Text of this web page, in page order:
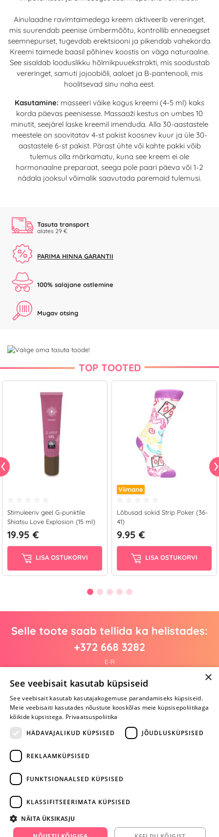
Ainulaadne ravimtaimedega kreem aktiveerib vereringet,
mis suurendab peenise ümbermõõtu, kontrollib enneaegset
seemnepurset, tugevdab erektsiooni ja pikendab vahekorda.
Kreemi taimede baasil põhinev koostis on väga naturaalne.
See sisaldab looduslikku hõlmikpuuekstrakti, mis soodustab
vereringet, samuti jojoobiõli, aaloet ja B-pantenooli, mis
hoolitsevad sinu naha eest.
Kasutamine: masseeri väike kogus kreemi (4-5 ml) kaks
korda päevas peenisesse. Massaaži kestus on umbes 10
minutit, seejärel laske kreemil imenduda. Alla 30-aastastele
meestele on soovitatav 4-st pakist koosnev kuur ja üle 30-
aastastele 6-st pakist. Pärast ühte või kahte pakki võib
tulemus olla märkamatu, kuna see kreem ei ole
hormonaalne preparaat, seega pole paari päeva või 1-2
nädala jooksul võimalik saavutada paremaid tulemusi.
Tasuta transport
alates 29 €
PARIMA HINNA GARANTII
100% salajane ostlemine
Mugav otsing
TOP TOOTED
Stimuleeriv geel G-punktile
Shiatsu Love Explosion (15 ml)
19.95 €
LISA OSTUKORVI
Viimane
Lõbusad sokid Strip Poker (36-
41)
9.95 €
LISA OSTUKORVI
Selle toote saab tellida ka helistades:
+372 668 3282
E-R
Arvustusi veel pole
Ole esimene!
Kirjuta arvustus ja SAA KINGITUS!
+372 668 3282
info@yesyes.ee
facebook.com/yesyes.ee
×
See veebisait kasutab küpsiseid
See veebisait kasutab kasutajakogemuse parandamiseks küpsiseid.
Meie veebisaiti kasutades nõustute kooskõlas meie küpsisepoliitikaga
kõikide küpsistega. Privaatsuspoliitika
HÄDAVAJALIKUD KÜPSISED
JÕUDLUSKÜPSISED
REKLAAMKÜPSISED
FUNKTSIONAALSED KÜPSISED
KLASSIFITSEERIMATA KÜPSISED
NÄITA ÜKSIKASJU